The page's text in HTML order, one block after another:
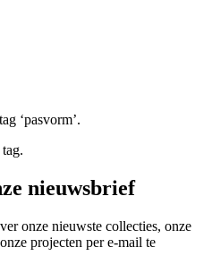
‘pasvorm’.
nieuwsbrief
onze nieuwste collecties, onze
projecten per e-mail te